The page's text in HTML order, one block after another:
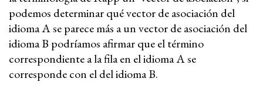
podemos determinar qué vector de asociación del
idioma A se parece más a un vector de asociación del
idioma B podríamos afirmar que el término
correspondiente a la fila en el idioma A se
corresponde con el del idioma B.